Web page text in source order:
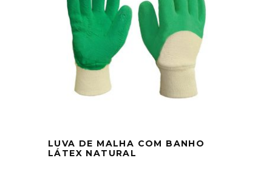
LUVA DE MALHA COM BANHO
LÁTEX NATURAL